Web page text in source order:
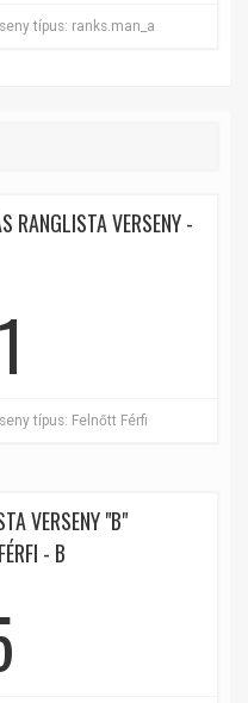
típus: ranks.man_a
RANGLISTA VERSENY -
típus: Felnőtt Férfi
VERSENY "B"
- B